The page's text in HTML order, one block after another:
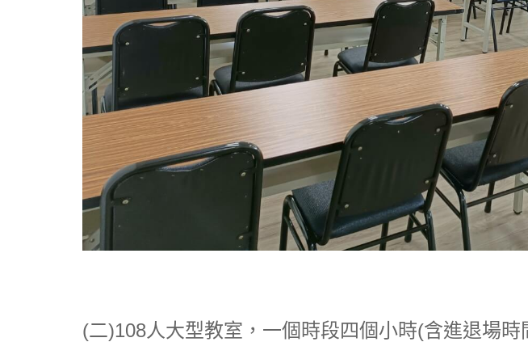
(二)108人大型教室，一個時段四個小時(含進退場